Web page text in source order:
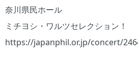
奈川県民ホール
ミチヨシ・ワルツセレクション！
https://japanphil.or.jp/concert/